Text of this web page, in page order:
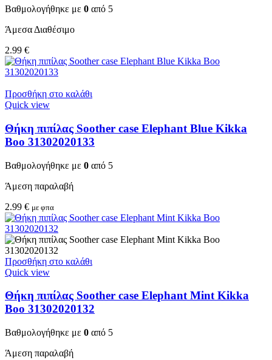
Βαθμολογήθηκε με 0 από 5
Άμεσα Διαθέσιμο
2.99 €
Προσθήκη στο καλάθι
Quick view
Θήκη πιπίλας Soother case Elephant Blue Kikka
Boo 31302020133
Βαθμολογήθηκε με 0 από 5
Άμεση παραλαβή
2.99 € με φπα
Προσθήκη στο καλάθι
Quick view
Θήκη πιπίλας Soother case Elephant Mint Kikka
Boo 31302020132
Βαθμολογήθηκε με 0 από 5
Άμεση παραλαβή